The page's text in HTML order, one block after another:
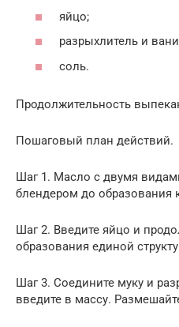
яйцо;
разрыхлитель и
соль.
Продолжительность
Пошаговый план действий.
Шаг 1. Масло с двумя
блендером до образования
Шаг 2. Введите яйцо и
образования единой
Шаг 3. Соедините муку и
введите в массу.